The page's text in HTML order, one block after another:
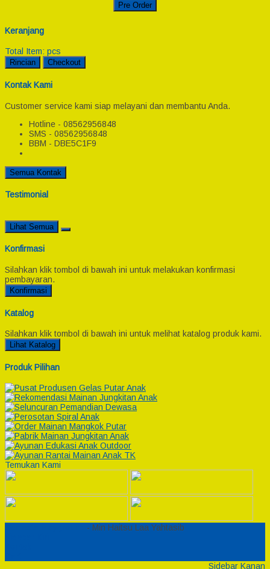
Pre Order
Keranjang
Total Item: pcs
Rincian Checkout
Kontak Kami
Customer service kami siap melayani dan membantu Anda.
Hotline - 08562956848
SMS - 08562956848
BBM - DBE5C1F9
Semua Kontak
Testimonial
Lihat Semua
Konfirmasi
Silahkan klik tombol di bawah ini untuk melakukan konfirmasi
pembayaran.
Konfirmasi
Katalog
Silahkan klik tombol di bawah ini untuk melihat katalog produk kami.
Lihat Katalog
Produk Pilihan
Temukan Kami
- Min Haitsu Laa Yahtasib
Sidebar Kanan